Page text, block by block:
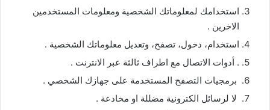
استخدامك لمعلوماتك الشخصية ومعلومات المستخدمين
الاخرين .
استخدام، دخول، تصفح، وتعديل معلوماتك الشخصية .
. أدوات الاتصال مع اطراف ثالثة عبر الانترنت .
برمجيات التصفح المستخدمة على جهازك الشخصي .
لا لرسائل الكترونية مضللة او مخادعة .